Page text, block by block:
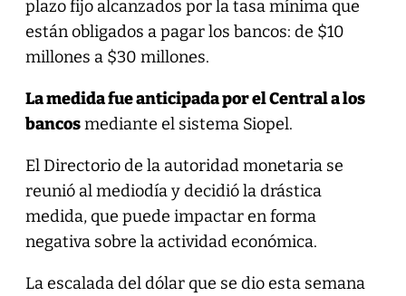
plazo fijo alcanzados por la tasa mínima que
están obligados a pagar los bancos: de $10
millones a $30 millones.
La medida fue anticipada por el Central a los
bancosmediante el sistema Siopel.
El Directorio de la autoridad monetaria se
reunió al mediodía y decidió la drástica
medida, que puede impactar en forma
negativa sobre la actividad económica.
La escalada del dólar que se dio esta semana